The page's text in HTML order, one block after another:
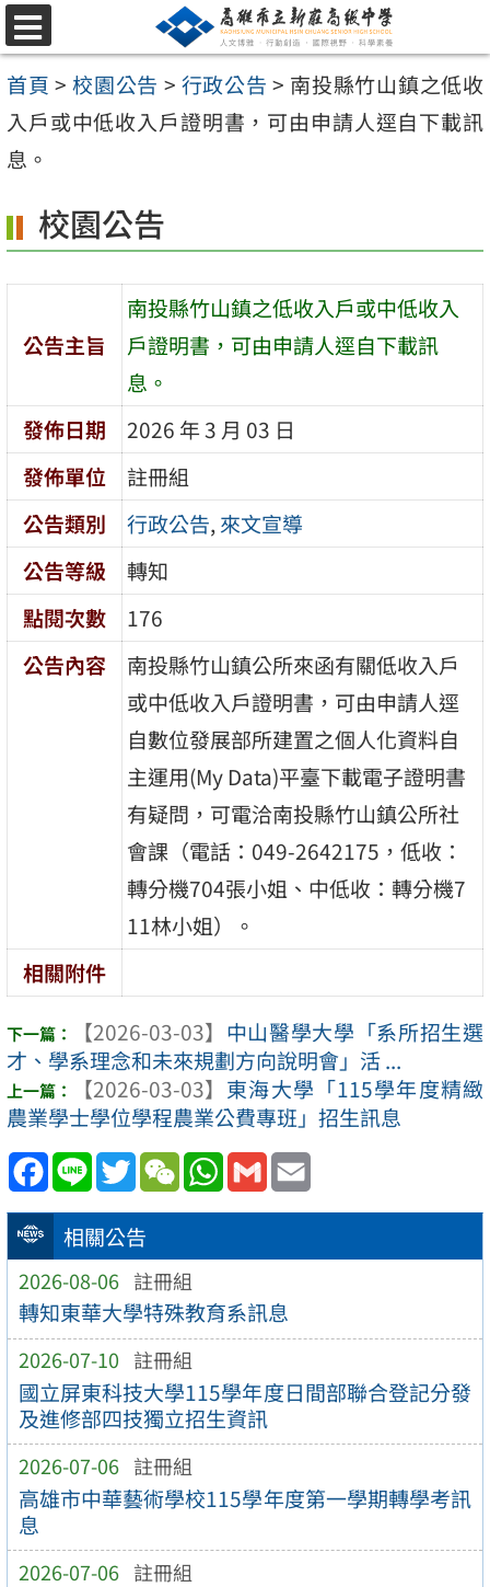
跳
至
主
要
內
區
選
單
首頁 > 校園公告 > 行政公告 > 南投縣竹山鎮之低收
入戶或中低收入戶證明書，可由申請人逕自下載訊
息。
相關公告
2026-08-06 註冊組
轉知東華大學特殊教育系訊息
2026-07-10 註冊組
國立屏東科技大學115學年度日間部聯合登記分發
及進修部四技獨立招生資訊
2026-07-06 註冊組
高雄市中華藝術學校115學年度第一學期轉學考訊
息
2026-07-06 註冊組
校園公告
公告主旨
南投縣竹山鎮之低收入戶或中低收入
戶證明書，可由申請人逕自下載訊
息。
發佈日期
2026 年 3 月 03 日
發佈單位
註冊組
公告類別
行政公告,來文宣導
公告等級
轉知
點閱次數
176
公告內容
南投縣竹山鎮公所來函有關低收入戶
或中低收入戶證明書，可由申請人逕
自數位發展部所建置之個人化資料自
主運用(My Data)平臺下載電子證明書
有疑問，可電洽南投縣竹山鎮公所社
會課（電話：049-2642175，低收：
轉分機704張小姐、中低收：轉分機7
11林小姐）。
相關附件
【2026-03-03】 中山醫學大學「系所招生選
才、學系理念和未來規劃方向說明會」活 ...
【2026-03-03】 東海大學「115學年度精緻
農業學士學位學程農業公費專班」招生訊息
Facebook
Line TwitterWeChatWhatsApp
Gmail